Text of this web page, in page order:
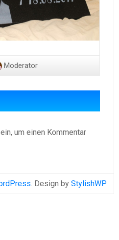
Moderator
um einen Kommentar
. Design by StylishWP